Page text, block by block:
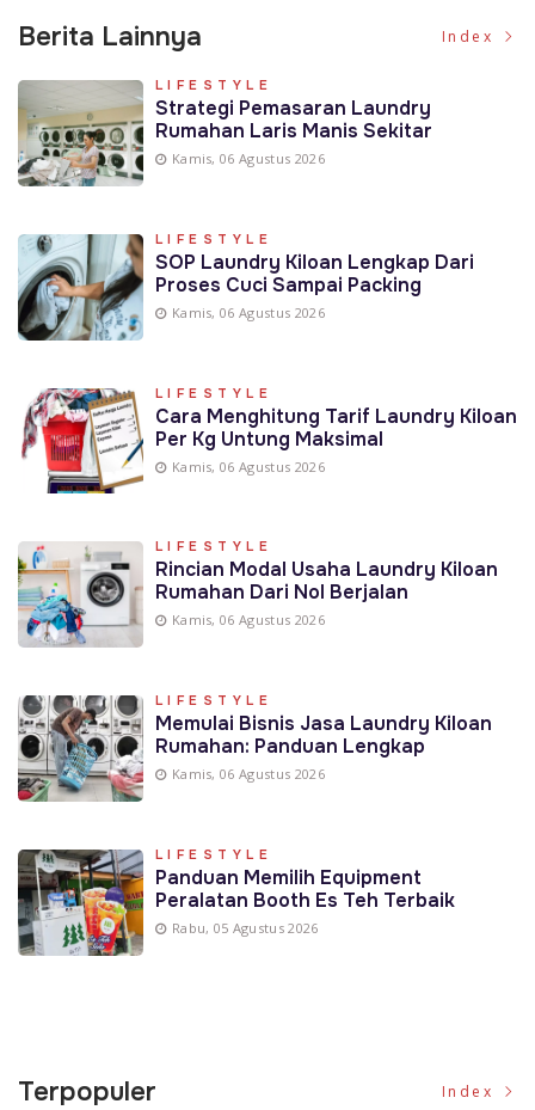
Berita Lainnya Index
LIFESTYLE
Strategi Pemasaran Laundry
Rumahan Laris Manis Sekitar
Kamis, 06 Agustus 2026
LIFESTYLE
SOP Laundry Kiloan Lengkap Dari
Proses Cuci Sampai Packing
Kamis, 06 Agustus 2026
LIFESTYLE
Cara Menghitung Tarif Laundry Kiloan
Per Kg Untung Maksimal
Kamis, 06 Agustus 2026
LIFESTYLE
Rincian Modal Usaha Laundry Kiloan
Rumahan Dari Nol Berjalan
Kamis, 06 Agustus 2026
LIFESTYLE
Memulai Bisnis Jasa Laundry Kiloan
Rumahan: Panduan Lengkap
Kamis, 06 Agustus 2026
LIFESTYLE
Panduan Memilih Equipment
Peralatan Booth Es Teh Terbaik
Rabu, 05 Agustus 2026
Terpopuler Index